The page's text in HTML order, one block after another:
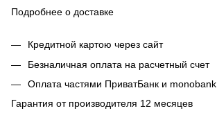
Подробнее о доставке
Кредитной картою через сайт
Безналичная оплата на расчетный счет
Оплата частями ПриватБанк и monobank
Гарантия от производителя 12 месяцев